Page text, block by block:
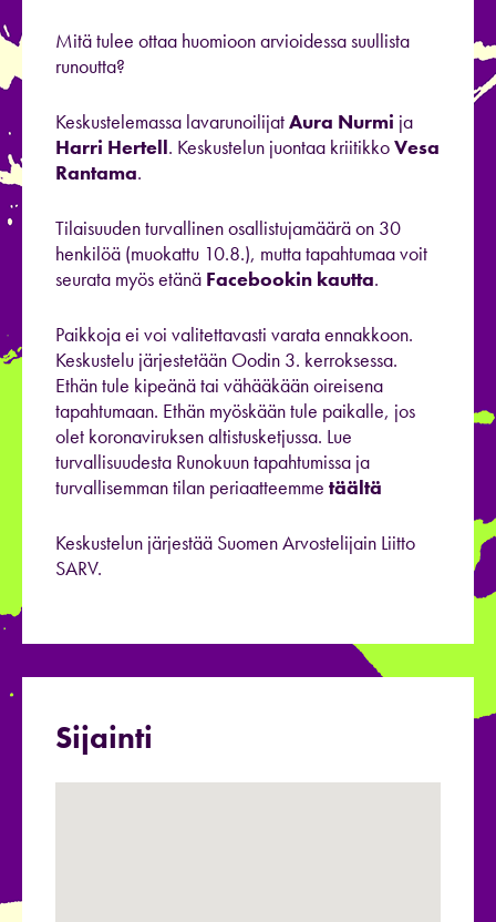
Mitä tulee ottaa huomioon arvioidessa suullista
runoutta?
Keskustelemassa lavarunoilijatAura Nurmi ja
Harri Hertell. Keskustelun juontaa kriitikkoVesa
Rantama.
Tilaisuuden turvallinen osallistujamäärä on 30
henkilöä (muokattu 10.8.), mutta tapahtumaa voit
seurata myös etänä Facebookin kautta.
Paikkoja ei voi valitettavasti varata ennakkoon.
Keskustelu järjestetään Oodin 3. kerroksessa.
Ethän tule kipeänä tai vähääkään oireisena
tapahtumaan. Ethän myöskään tule paikalle, jos
olet koronaviruksen altistusketjussa. Lue
turvallisuudesta Runokuun tapahtumissa ja
turvallisemman tilan periaatteemme täältä
Keskustelun järjestää Suomen Arvostelijain Liitto
SARV.
Sijainti